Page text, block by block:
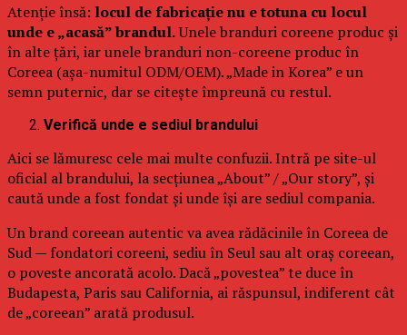
Atenție însă: locul de fabricație nu e totuna cu locul
unde e „acasă” brandul.Unele branduri coreene produc și
în alte țări, iar unele branduri non-coreene produc în
Coreea (așa-numitul ODM/OEM). „Made in Korea” e un
semn puternic, dar se citește împreună cu restul.
Verifică unde e sediul brandului
Aici se lămuresc cele mai multe confuzii. Intră pe site-ul
oficial al brandului, la secțiunea „About” / „Our story”, și
caută unde a fost fondat și unde își are sediul compania.
Un brand coreean autentic va avea rădăcinile în Coreea de
Sud — fondatori coreeni, sediu în Seul sau alt oraș coreean,
o poveste ancorată acolo. Dacă „povestea” te duce în
Budapesta, Paris sau California, ai răspunsul, indiferent cât
de „coreean” arată produsul.